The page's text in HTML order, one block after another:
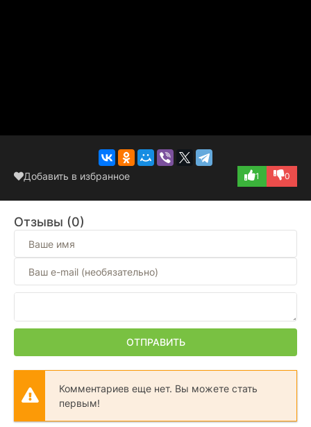
Добавить в избранное 1 0
Отзывы (0)
ОТПРАВИТЬ
Комментариев еще нет. Вы можете стать
первым!